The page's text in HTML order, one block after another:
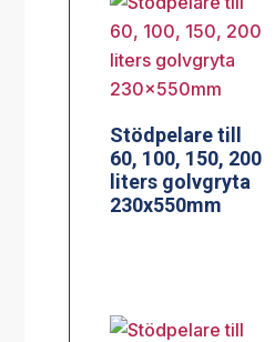
Stödpelare till
60, 100, 150, 200
liters golvgryta
230x550mm